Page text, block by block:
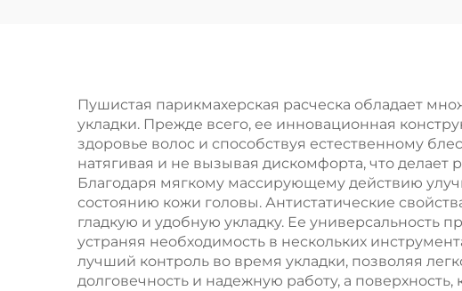
персонажа
Пластиковая ручка
складная щетка для
волос
Пушистая парикмахерская расческа обладает
укладки. Прежде всего, ее инновационная
здоровье волос и способствуя естественному
натягивая и не вызывая дискомфорта, что делает
Благодаря мягкому массирующему действию
состоянию кожи головы. Антистатические
гладкую и удобную укладку. Ее универсальность
устраняя необходимость в нескольких
лучший контроль во время укладки, позволяя
долговечность и надежную работу, а